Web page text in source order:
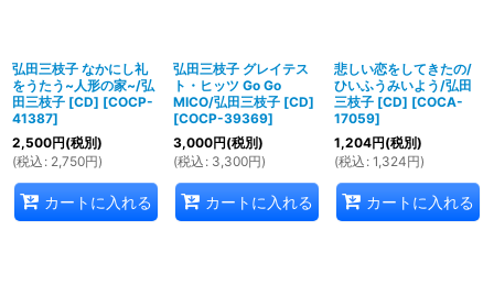
弘田三枝子 なかにし礼
をうたう~人形の家~/弘
田三枝子 [CD] [COCP-
41387]
2,500円(税別)
(税込 : 2,750円)
カートに入れる
弘田三枝子 グレイテス
ト・ヒッツ Go Go
MICO/弘田三枝子 [CD]
[COCP-39369]
3,000円(税別)
(税込 : 3,300円)
カートに入れる
悲しい恋をしてきたの/
ひいふうみいよう/弘田
三枝子 [CD] [COCA-
17059]
1,204円(税別)
(税込 : 1,324円)
カートに入れる